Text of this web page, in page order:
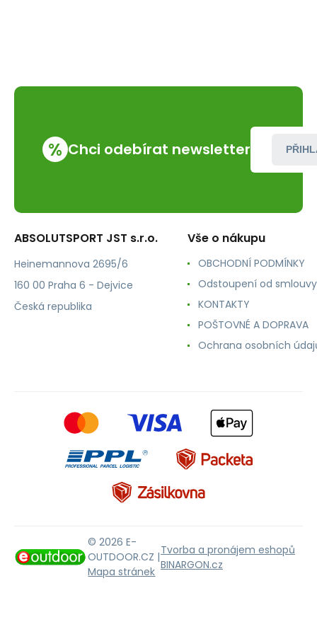
% Chci odebírat newsletter
ABSOLUTSPORT JST s.r.o.
Heinemannova 2695/6
160 00 Praha 6 - Dejvice
Česká republika
Vše o nákupu
OBCHODNÍ PODMÍNKY
Odstoupení od smlouvy
KONTAKTY
POŠTOVNÉ A DOPRAVA
Ochrana osobních
© 2026 E-
OUTDOOR.CZ |
Mapa stránek
Tvorba a pronájem eshopů
BINARGON.cz